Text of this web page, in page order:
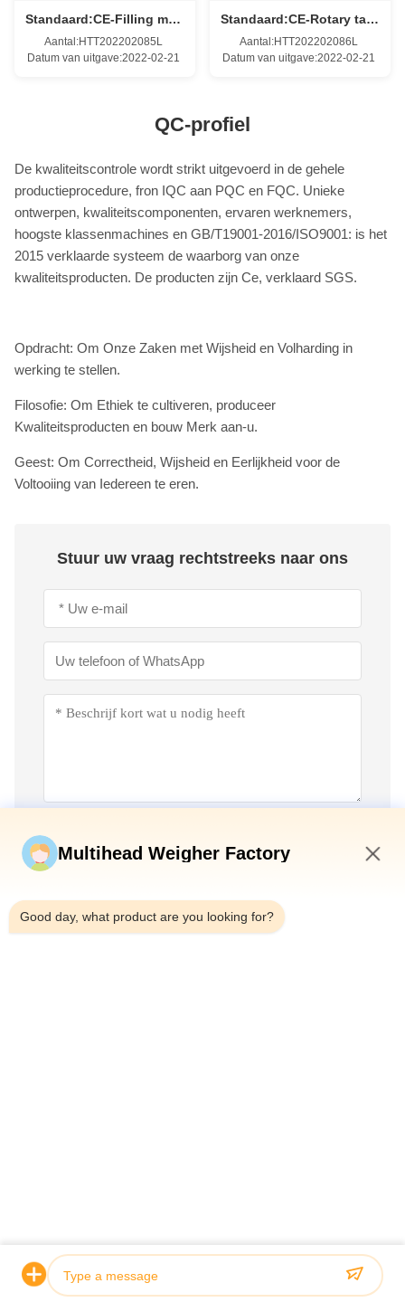
Standaard:CE-Filling machine
Aantal:HTT202202085L
Datum van uitgave:2022-02-21
Standaard:CE-Rotary table
Aantal:HTT202202086L
Datum van uitgave:2022-02-21
QC-profiel
De kwaliteitscontrole wordt strikt uitgevoerd in de gehele
productieprocedure, fron IQC aan PQC en FQC. Unieke
ontwerpen, kwaliteitscomponenten, ervaren werknemers,
hoogste klassenmachines en GB/T19001-2016/ISO9001: is het
2015 verklaarde systeem de waarborg van onze
kwaliteitsproducten. De producten zijn Ce, verklaard SGS.
Opdracht: Om Onze Zaken met Wijsheid en Volharding in
werking te stellen.
Filosofie: Om Ethiek te cultiveren, produceer
Kwaliteitsproducten en bouw Merk aan-u.
Geest: Om Correctheid, Wijsheid en Eerlijkheid voor de
Voltooiing van Iedereen te eren.
Stuur uw vraag rechtstreeks naar ons
PrivacybeleidChina Goede kwaliteit Multihead weger Auteursrecht © 2020-
2026 GUANGDONG TOUPACK INTELLIGENT EQUIPMENT CO., LTD Alle
rechten voorbehouden.
Multihead Weigher Factory
Good day, what product are you looking for?